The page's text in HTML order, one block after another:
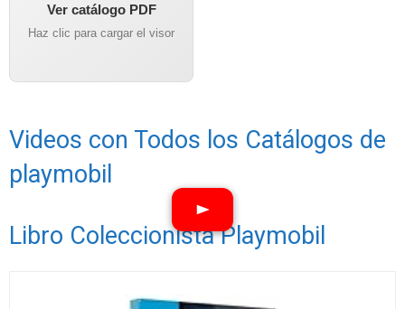
Ver catálogo PDF
Haz clic para cargar el visor
Videos con Todos los Catálogos de
playmobil
Libro Coleccionista Playmobil